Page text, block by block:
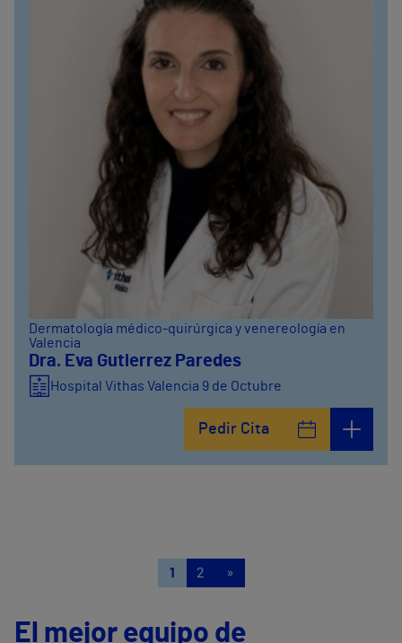
Dermatología médico-quirúrgica y venereología en
Valencia
Dra. Eva Gutierrez Paredes
Hospital Vithas Valencia 9 de Octubre
Pedir Cita
1 2 »
El mejor equipo de